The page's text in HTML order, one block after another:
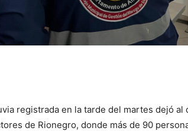
registrada en la tarde del martes dejó al
de Rionegro, donde más de 90